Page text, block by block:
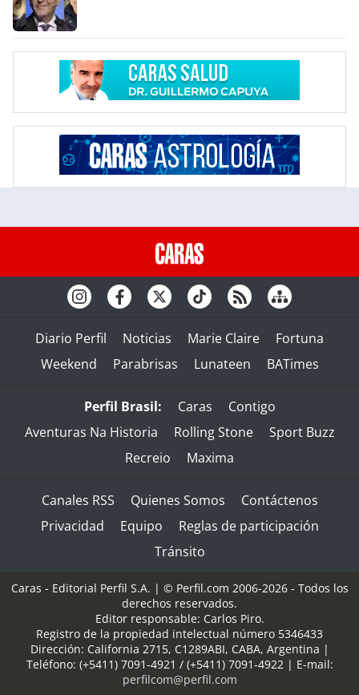
Diario Perfil Noticias Marie Claire
Fortuna
Weekend
Parabrisas Lunateen BATimes
Perfil Brasil: Caras
Contigo
Aventuras Na Historia
Rolling Stone
Sport Buzz
Recreio
Maxima
Canales RSS Quienes Somos
Contáctenos
Privacidad
Equipo
Reglas de participación
Tránsito
Caras - Editorial Perfil S.A. | © Perfil.com 2006-2026 - Todos los
derechos reservados.
Editor responsable: Carlos Piro.
Registro de la propiedad intelectual número 5346433
Dirección: California 2715, C1289ABI, CABA, Argentina |
Teléfono: (+5411) 7091-4921 / (+5411) 7091-4922| E-mail:
perfilcom@perfil.com